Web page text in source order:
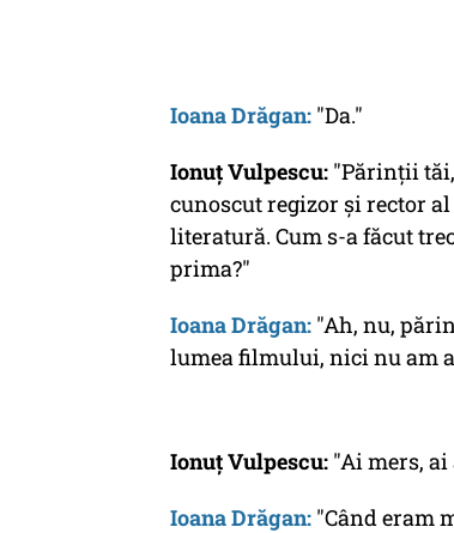
Ioana Drăgan: "Da."
Ionuț Vulpescu: "Părinții
cunoscut regizor și rector
literatură. Cum s-a făcut
prima?"
Ioana Drăgan: "Ah, nu,
lumea filmului, nici nu am
Ionuț Vulpescu: "Ai mers,
Ioana Drăgan: "Când eram